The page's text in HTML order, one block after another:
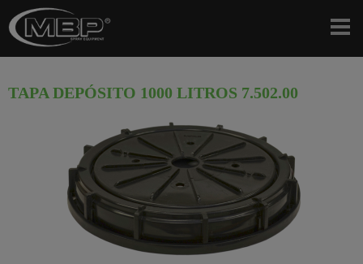
TAPA DEPÓSITO 1000 LITROS 7.502.00